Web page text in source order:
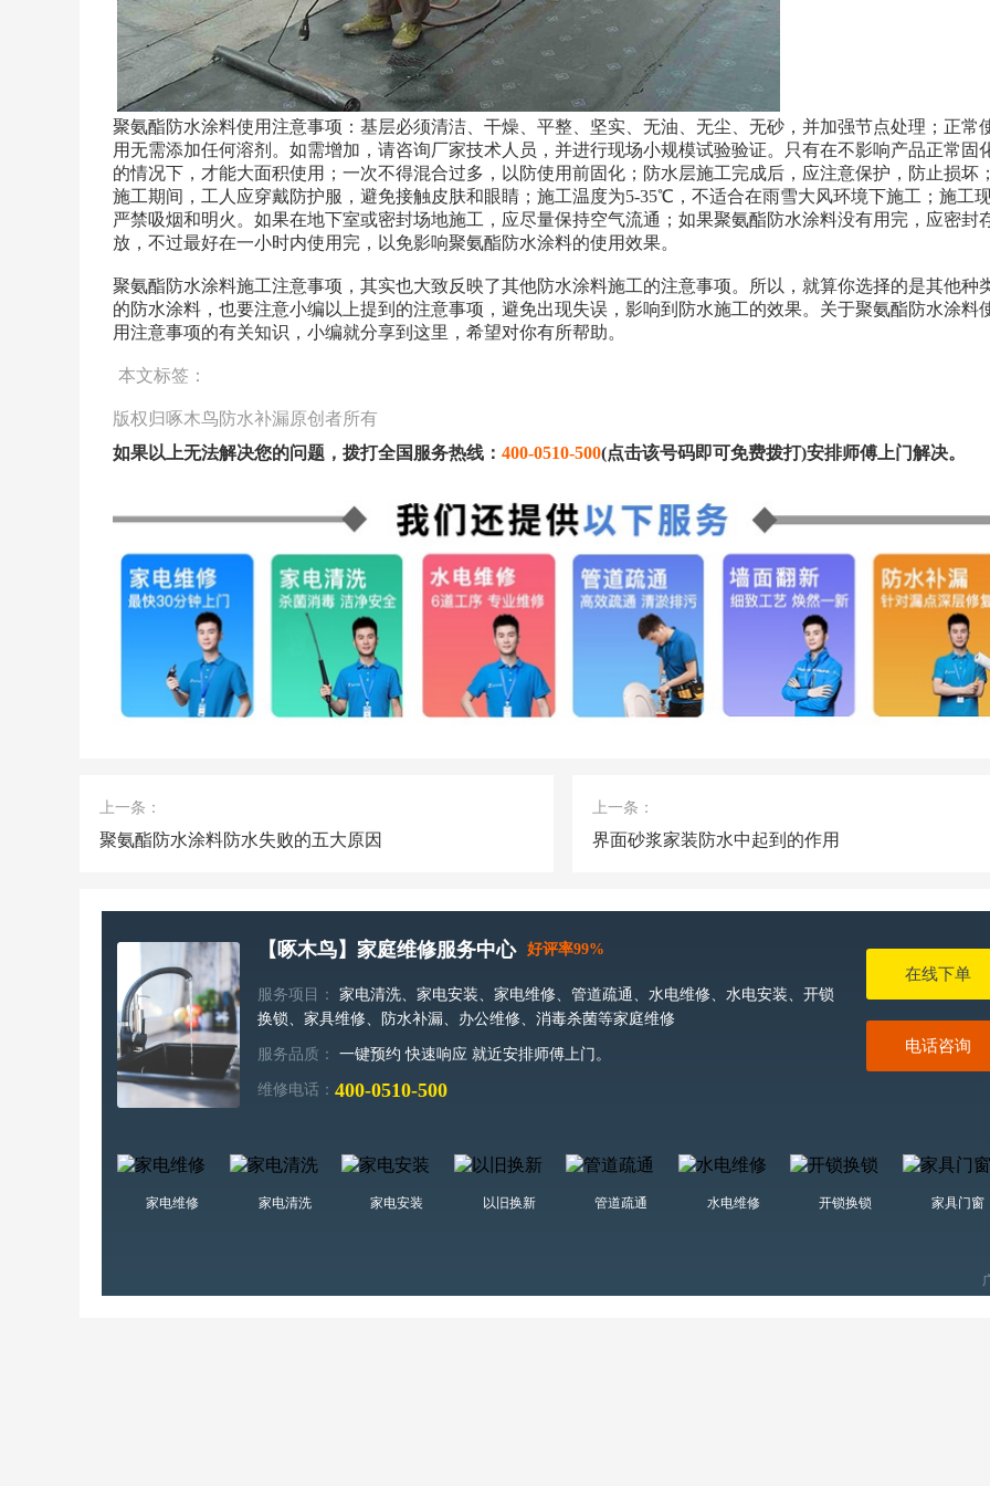
聚氨酯防水涂料使用注意事项：基层必须清洁、干燥、平整、坚实、无油、无尘、无砂，并加强节点处理；正常
用无需添加任何溶剂。如需增加，请咨询厂家技术人员，并进行现场小规模试验验证。只有在不影响产品正常固
的情况下，才能大面积使用；一次不得混合过多，以防使用前固化；防水层施工完成后，应注意保护，防止损坏
施工期间，工人应穿戴防护服，避免接触皮肤和眼睛；施工温度为5-35℃，不适合在雨雪大风环境下施工；施工
严禁吸烟和明火。如果在地下室或密封场地施工，应尽量保持空气流通；如果聚氨酯防水涂料没有用完，应密封
放，不过最好在一小时内使用完，以免影响聚氨酯防水涂料的使用效果。
聚氨酯防水涂料施工注意事项，其实也大致反映了其他防水涂料施工的注意事项。所以，就算你选择的是其他种
的防水涂料，也要注意小编以上提到的注意事项，避免出现失误，影响到防水施工的效果。关于聚氨酯防水涂料
用注意事项的有关知识，小编就分享到这里，希望对你有所帮助。
本文标签：
版权归啄木鸟防水补漏原创者所有
如果以上无法解决您的问题，拨打全国服务热线： 400-0510-500(点击该号码即可免费拨打)安排师傅上门解决。
上一条：
聚氨酯防水涂料防水失败的五大原因
上一条：
界面砂浆家装防水中起到的作用
【啄木鸟】家庭维修服务中心 好评率99%
服务项目：
家电清洗、家电安装、家电维修、管道疏通、水电维修、水电安装、开锁
换锁、家具维修、防水补漏、办公维修、消毒杀菌等家庭维修
服务品质： 一键预约 快速响应 就近安排师傅上门。
维修电话： 400-0510-500
在线下单
电话咨询
家电维修 家电清洗 家电安装 以旧换新 管道疏通 水电维修 开锁换锁 家具门窗